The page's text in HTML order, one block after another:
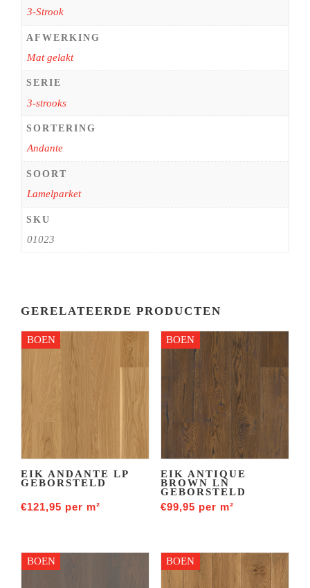
3-Strook
AFWERKING
Mat gelakt
SERIE
3-strooks
SORTERING
Andante
SOORT
Lamelparket
SKU
01023
GERELATEERDE PRODUCTEN
BOEN
EIK ANDANTE LP
GEBORSTELD
€121,95 per m²
BOEN
EIK ANTIQUE
BROWN LN
GEBORSTELD
€99,95 per m²
BOEN BOEN